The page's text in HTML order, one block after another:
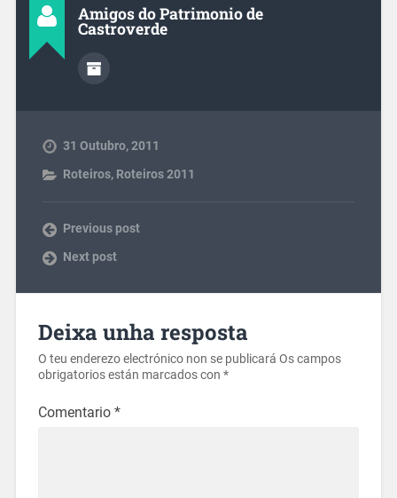
Amigos do Patrimonio de
Castroverde
31 Outubro, 2011
Roteiros, Roteiros 2011
Previous post
Next post
Deixa unha resposta
O teu enderezo electrónico non se publicará Os campos
obrigatorios están marcados con *
Comentario *